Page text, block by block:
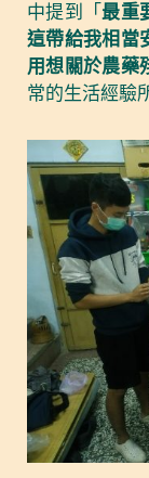
中提到「最重
這帶給我相當
用想關於農藥
常的生活經驗